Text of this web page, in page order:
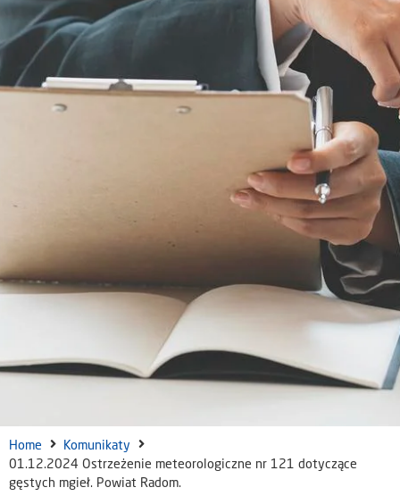
Home
Komunikaty
01.12.2024 Ostrzeżenie meteorologiczne nr 121 dotyczące
gęstych mgieł. Powiat Radom.